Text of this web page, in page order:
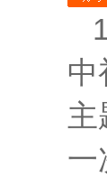
中
主
一